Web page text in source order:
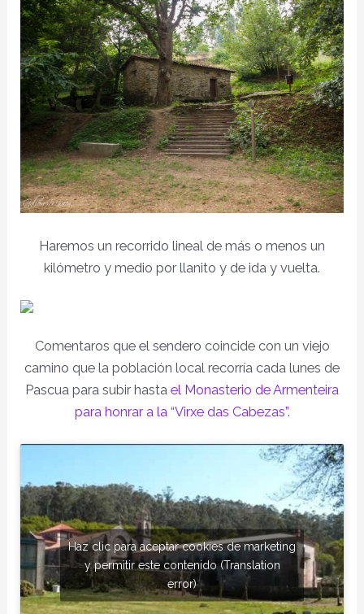
Haremos un recorrido lineal de más o menos un
kilómetro y medio por llanito y de ida y vuelta.
Comentaros que el sendero coincide con un viejo
camino que la población local recorría cada lunes de
Pascua para subir hasta el Monasterio de Armenteira
para honrar a la “Virxe das Cabezas”.
Haz clic para aceptar cookies de marketing
y permitir este contenido (Translation
error)